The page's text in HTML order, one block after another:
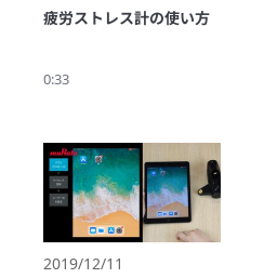
疲労ストレス計の使い方
0:33
2019/12/11